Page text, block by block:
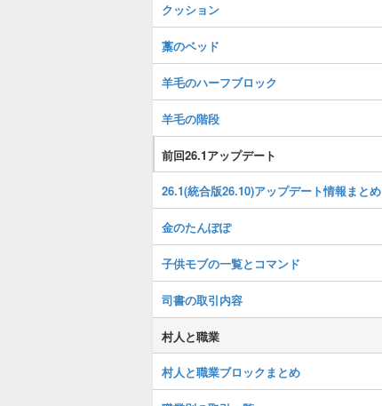
クッション
藁のベッド
羊毛のハーフブロック
羊毛の階段
前回26.1アップデート
26.1(統合版26.10)アップデート情報まとめ
金のたんぽぽ
子供モブの一覧とコマンド
司書の取引内容
村人と職業
村人と職業ブロックまとめ